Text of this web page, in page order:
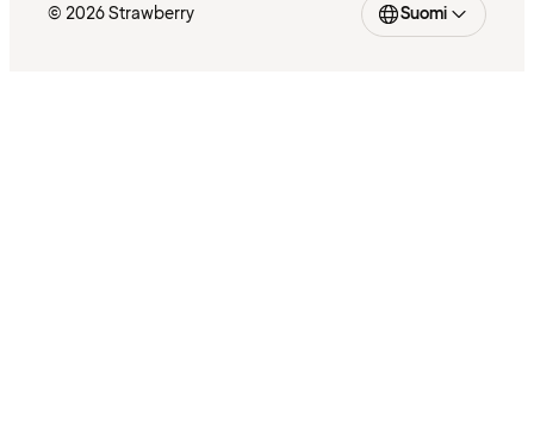
© 2026 Strawberry Suomi